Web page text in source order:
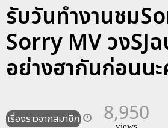
รับวันทำงานชม
Sorry MV วงSJ
อย่างฮากันก่อนน
เรื่องราวจากสมาชิก 8,950